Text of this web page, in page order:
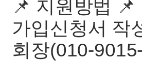
📌 지원방법 📌
가입신청서 작
회장(010-